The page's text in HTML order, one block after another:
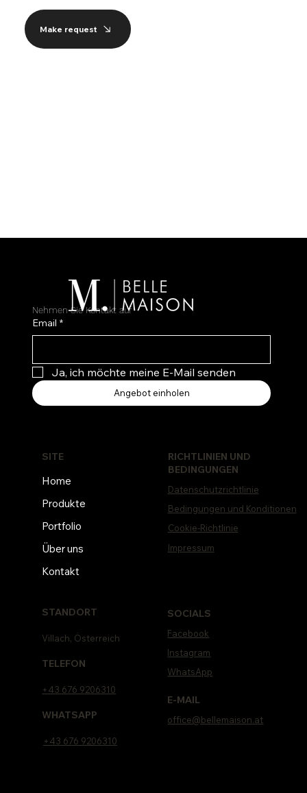
Make request
Home
Produkte
Portfolio
Über uns
Kontakt
SITE
RICHTLINIEN UND
BEDINGUNGEN
Datenschutzrichtlinie
Bedingungen und Konditionen
Impressum
Cookie-Richtlinie
SOCIALS
Facebook
Instagram
WhatsApp
office@bellemaison.at
E-MAIL
STANDORT
Villach, Österreich
TELEFON
+43 676 9206310
WHATSAPP
+43 676 9206310
Nehmen Sie Kontakt auf
Email *
Ja, ich möchte meine E-Mail senden
Angebot einholen